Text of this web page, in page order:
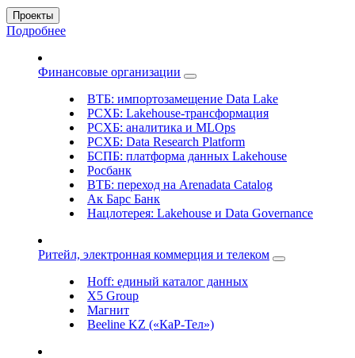
Проекты
Подробнее
Финансовые организации
ВТБ: импортозамещение Data Lake
РСХБ: Lakehouse-трансформация
РСХБ: аналитика и MLOps
РСХБ: Data Research Platform
БСПБ: платформа данных Lakehouse
Росбанк
ВТБ: переход на Arenadata Catalog
Ак Барс Банк
Нацлотерея: Lakehouse и Data Governance
Ритейл, электронная коммерция и телеком
Hoff: единый каталог данных
X5 Group
Магнит
Beeline KZ («КаР-Тел»)